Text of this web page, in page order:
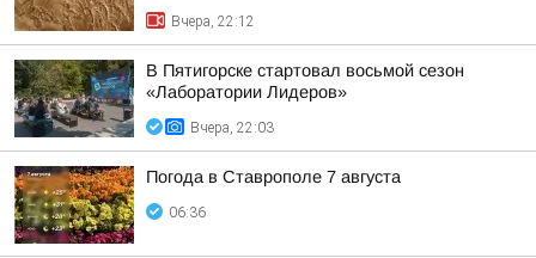
Вчера, 22:12
В Пятигорске стартовал восьмой сезон
«Лаборатории Лидеров»
Вчера, 22:03
Погода в Ставрополе 7 августа
06:36